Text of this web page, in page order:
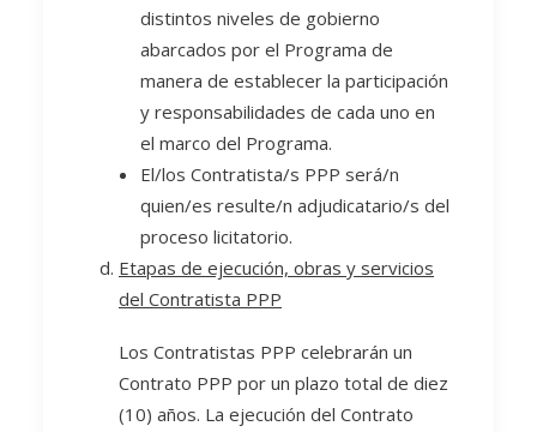
distintos niveles de gobierno
abarcados por el Programa de
manera de establecer la participación
y responsabilidades de cada uno en
el marco del Programa.
El/los Contratista/s PPP será/n
quien/es resulte/n adjudicatario/s del
proceso licitatorio.
Etapas de ejecución, obras y servicios
del Contratista PPP
Los Contratistas PPP celebrarán un
Contrato PPP por un plazo total de diez
(10) años. La ejecución del Contrato